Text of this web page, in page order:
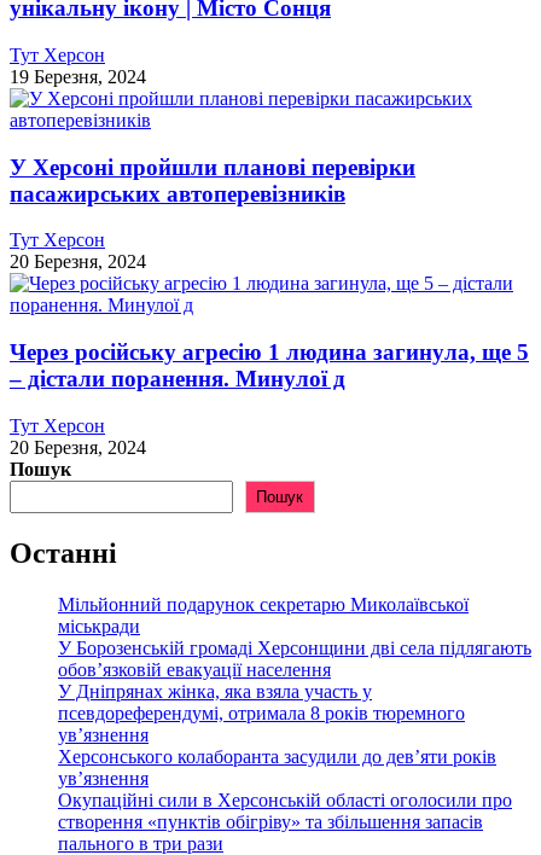
унікальну ікону | Місто Сонця
Тут Херсон
19 Березня, 2024
У Херсоні пройшли планові перевірки
пасажирських автоперевізників
Тут Херсон
20 Березня, 2024
Через російську агресію 1 людина загинула, ще 5
– дістали поранення. Минулої д
Тут Херсон
20 Березня, 2024
Пошук
Пошук
Останні
Мільйонний подарунок секретарю Миколаївської
міськради
У Борозенській громаді Херсонщини дві села підлягають
обов’язковій евакуації населення
У Дніпрянах жінка, яка взяла участь у
псевдореферендумі, отримала 8 років тюремного
ув’язнення
Херсонського колаборанта засудили до дев’яти років
ув’язнення
Окупаційні сили в Херсонській області оголосили про
створення «пунктів обігріву» та збільшення запасів
пального в три рази